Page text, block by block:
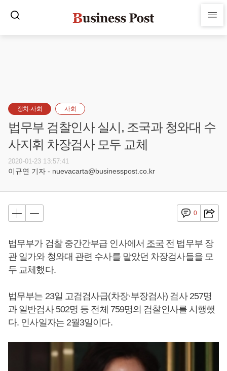
정치·사회 사회
법무부 검찰인사 실시, 조국과 청와대 수
사지휘 차장검사 모두 교체
2020-01-23 13:57:41
이규연 기자 - nuevacarta@businesspost.co.kr
0
법무부가 검찰 중간간부급 인사에서 조국 전 법무부 장
관 일가와 청와대 관련 수사를 맡았던 차장검사들을 모
두 교체했다.
법무부는 23일 고검검사급(차장·부장검사) 검사 257명
과 일반검사 502명 등 전체 759명의 검찰인사를 시행했
다. 인사일자는 2월3일이다.